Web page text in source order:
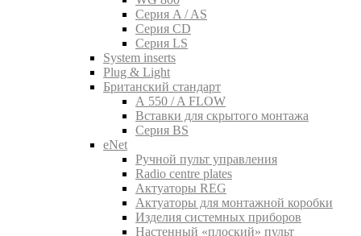
Серия A / AS
Серия CD
Серия LS
System inserts
Plug & Light
Британский стандарт
A 550 / A FLOW
Вставки для скрытого монтажа
Серия BS
eNet
Pучной пульт управления
Radio centre plates
Актуаторы REG
Актуаторы для монтажной коробки
Изделия системных приборов
Настенный «плоский» пульт